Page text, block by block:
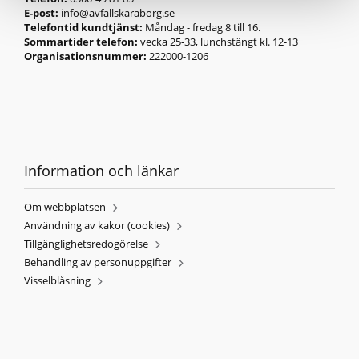
E-post: info@avfallskaraborg.se
Telefontid kundtjänst: Måndag - fredag 8 till 16.
Sommartider telefon: vecka 25-33, lunchstängt kl. 12-13
Organisationsnummer: 222000-1206
Information och länkar
Om webbplatsen
Användning av kakor (cookies)
Tillgänglighetsredogörelse
Behandling av personuppgifter
Visselblåsning